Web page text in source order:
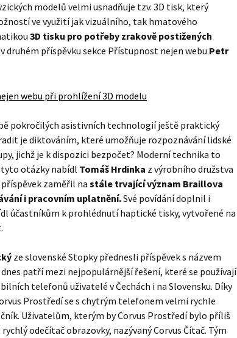
modelů velmi usnadňuje tzv. 3D tisk, který
ve využití jak vizuálního, tak hmatového
3D tisku pro potřeby zrakově postižených
příspěvku sekce Přístupnost nejen webu Petr
pokročilých asistivních technologií ještě praktický
je diktováním, které umožňuje rozpoznávání lidské
jichž je k dispozici bezpočet? Moderní technika to
otázky nabídl Tomáš Hrdinka z výrobního družstva
zaměřil na stále trvající význam Braillova
i pracovním uplatnění.Své povídání doplnil i
účastníkům k prohlédnutí haptické tisky, vytvořené na
ze slovenské Stopky přednesli příspěvek s názvem
dnes patří mezi nejpopulárnější řešení, které se používají
telefonů uživatelé v Čechách i na Slovensku. Díky
Prostředí se s chytrým telefonem velmi rychle
Uživatelům, kterým by Corvus Prostředí bylo příliš
odečítač obrazovky, nazývaný Corvus Čítač. Tým